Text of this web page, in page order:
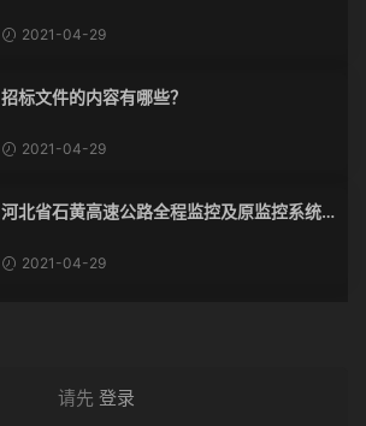
2021-04-29
招标文件的内容有哪些？
2021-04-29
河北省石黄高速公路全程监控及原监控系统
2021-04-29
请先 登录